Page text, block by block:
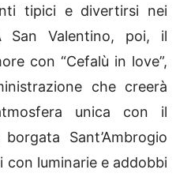
tipici e divertirsi nei
San Valentino, poi, il
con “Cefalù in love”,
che creerà
unica con il
Sant’Ambrogio
con luminarie e addobbi